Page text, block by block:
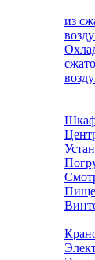
из
Шкаф